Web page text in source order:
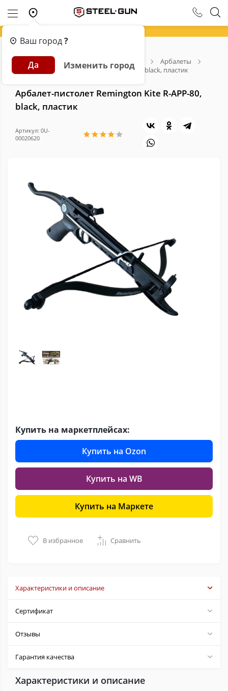
Ваш город?
Да Изменить город
Главная Каталог
Арбалеты
Арбалет-пистолет Remington Kite R-APP-80, black, пластик
Арбалет-пистолет Remington Kite R-APP-80,
black, пластик
Артикул: 0U-
00020620
Купить на маркетплейсах:
Купить на Ozon
Купить на WB
Купить на Маркете
В избранное Сравнить
Характеристики и описание
Сертификат
Отзывы
Гарантия качества
Характеристики и описание